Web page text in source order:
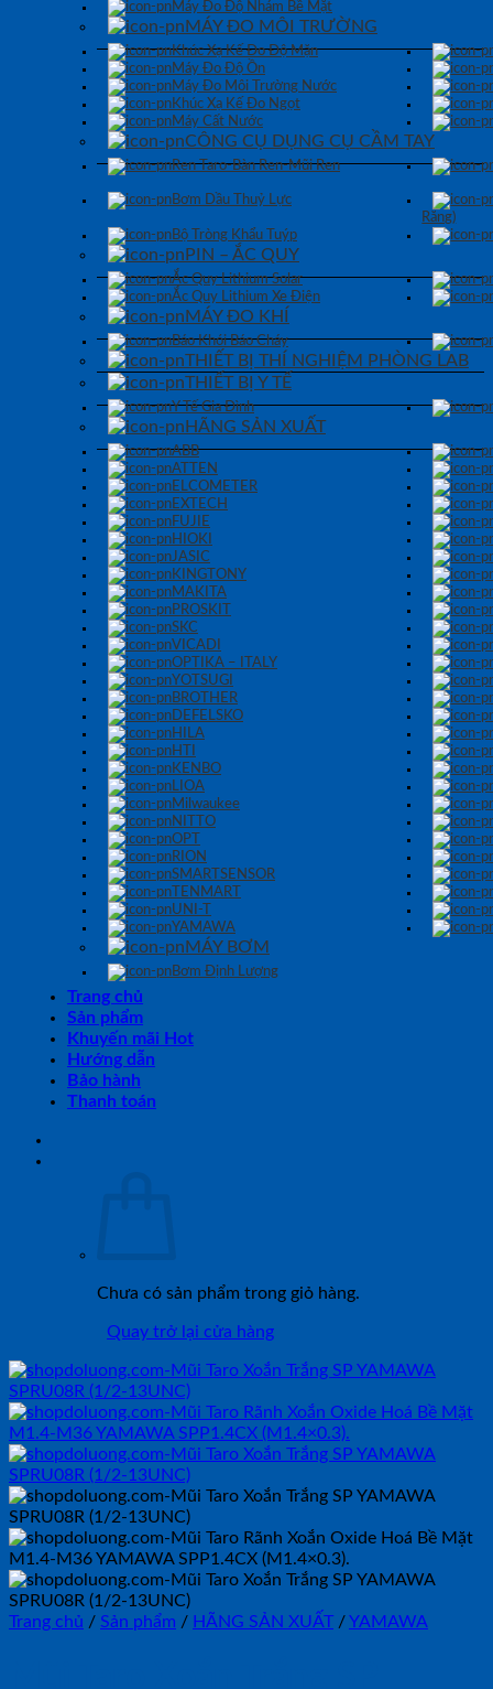
Máy Đo Độ Nhám Bề Mặt
MÁY ĐO MÔI TRƯỜNG
Khúc Xạ Kế Đo Độ Mặn
Máy Đo Độ Ồn
Máy Đo Môi Trường Nước
Khúc Xạ Kế Đo Ngọt
Máy Cất Nước
CÔNG CỤ DỤNG CỤ CẦM TAY
Ren Taro-Bàn Ren-Mũi Ren
Bơm Dầu Thuỷ Lực
Răng)
Bộ Tròng Khẩu Tuýp
PIN – ẮC QUY
Ắc Quy Lithium Solar
Ắc Quy Lithium Xe Điện
MÁY ĐO KHÍ
Báo Khói Báo Cháy
THIẾT BỊ THÍ NGHIỆM PHÒNG LAB
THIẾT BỊ Y TẾ
Y Tế Gia Đình
HÃNG SẢN XUẤT
ABB
ATTEN
ELCOMETER
EXTECH
FUJIE
HIOKI
JASIC
KINGTONY
MAKITA
PROSKIT
SKC
VICADI
OPTIKA – ITALY
YOTSUGI
BROTHER
DEFELSKO
HILA
HTI
KENBO
LIOA
Milwaukee
NITTO
OPT
RION
SMARTSENSOR
TENMART
UNI-T
YAMAWA
MÁY BƠM
Bơm Định Lượng
Trang chủ
Sản phẩm
Khuyến mãi Hot
Hướng dẫn
Bảo hành
Thanh toán
Chưa có sản phẩm trong giỏ hàng.
Quay trở lại cửa hàng
Trang chủ / Sản phẩm / HÃNG SẢN XUẤT /YAMAWA